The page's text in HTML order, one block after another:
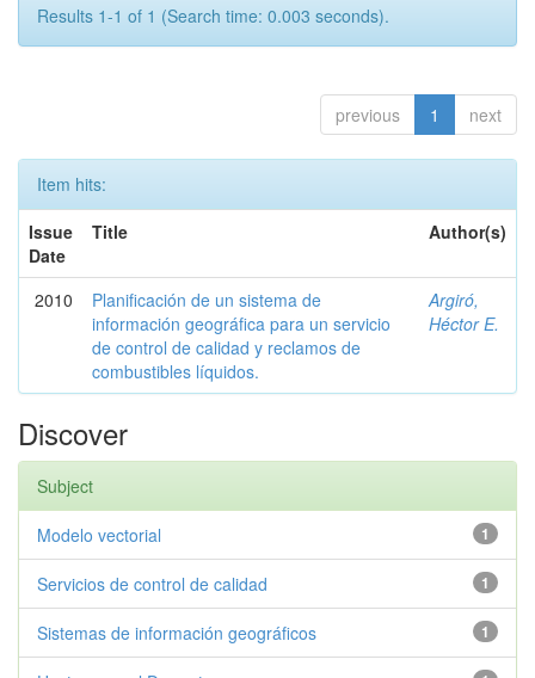
Results 1-1 of 1 (Search time: 0.003 seconds).
previous 1 next
Item hits:
Issue
Date
Title Author(s)
2010
Planificación de un sistema de
información geográfica para un servicio
de control de calidad y reclamos de
combustibles líquidos.
Argiró,
Héctor E.
Discover
Subject
1
Modelo vectorial
1
Servicios de control de calidad
1
Sistemas de información geográficos